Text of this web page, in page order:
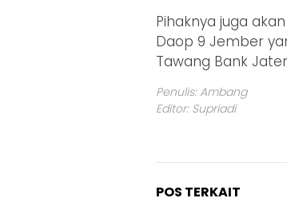
Pihaknya juga
Daop 9 Jember
Tawang Bank
Penulis: Ambang
Editor: Supriadi
POS TERKAIT